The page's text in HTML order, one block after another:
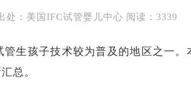
处：美国IFC试管婴儿中心 阅读：3339
生孩子技术较为普及的地区之一。
总。